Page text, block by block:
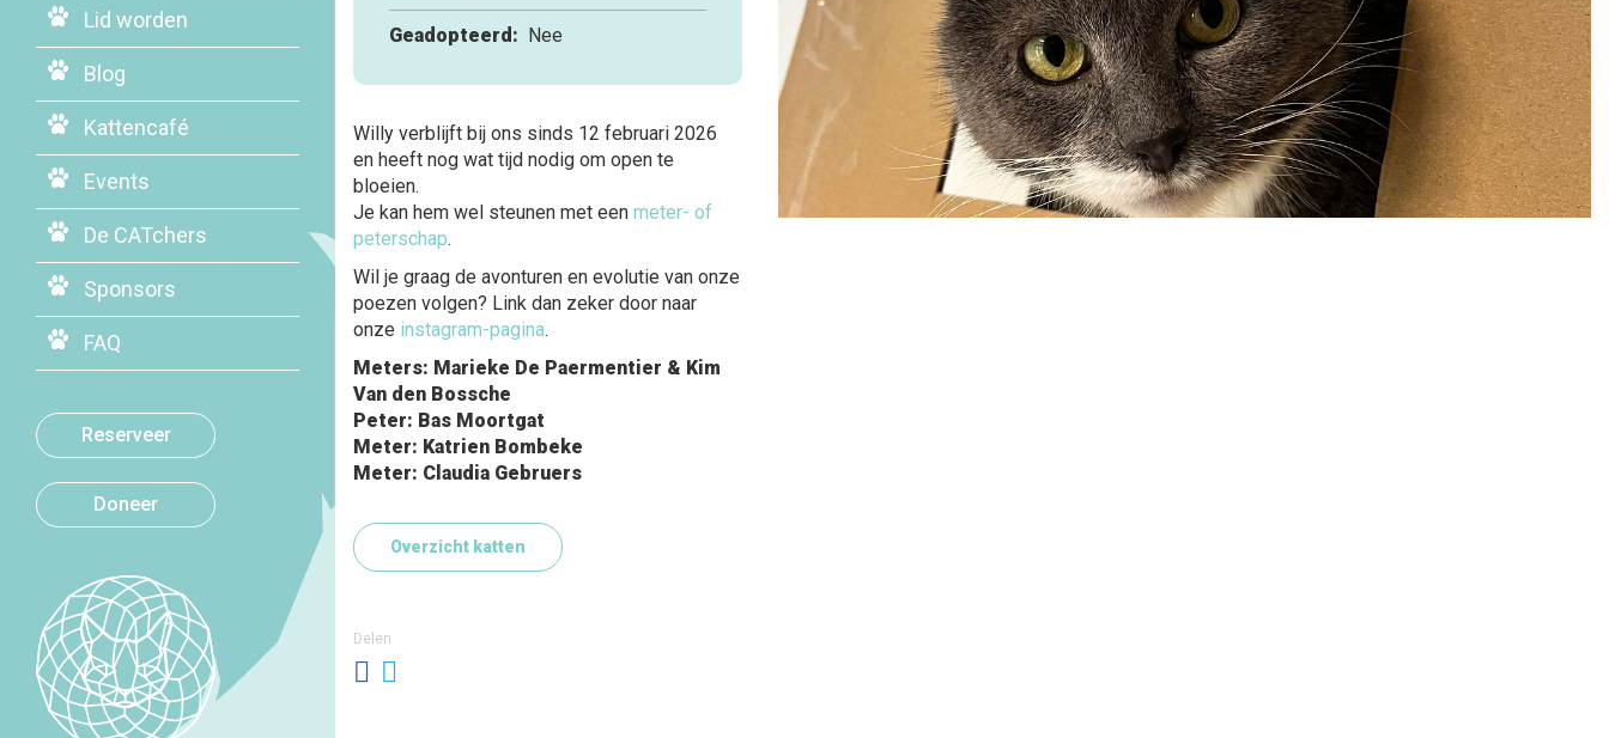
Lid worden
Blog
Kattencafé
Events
De CATchers
Sponsors
FAQ
Reserveer
Doneer
Geadopteerd: Nee
Willy verblijft bij ons sinds 12 februari 2026
en heeft nog wat tijd nodig om open te
bloeien.
Je kan hem wel steunen met een meter- of
peterschap.
Wil je graag de avonturen en evolutie van onze
poezen volgen? Link dan zeker door naar
onze instagram-pagina.
Meters: Marieke De Paermentier & Kim
Van den Bossche
Peter: Bas Moortgat
Meter: Katrien Bombeke
Meter: Claudia Gebruers
Overzicht katten
Delen